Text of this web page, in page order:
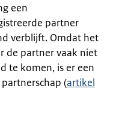
een
partner
verblijft. Omdat het
de partner vaak niet
te komen, is er een
(artikel